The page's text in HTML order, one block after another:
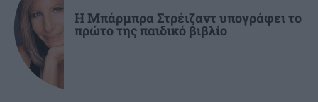
ΚΟΣΜΟΣ
Η Βουδαπέστη χαμηλώνει τα φώτα σε μνημεία
και ιστορικά κτίρια για να εξοικονομήσει
Η Μπάρμπρα Στρέιζαντ υπογράφει το
πρώτο της παιδικό βιβλίο